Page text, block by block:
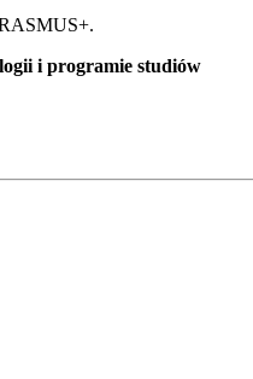
i programie studiów